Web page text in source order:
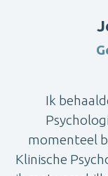
Ik
momenteel
Klinische